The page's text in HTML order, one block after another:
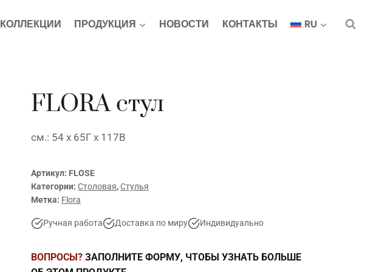
КОЛЛЕКЦИИ ПРОДУКЦИЯ НОВОСТИ КОНТАКТЫ RU
FLORA стул
см.: 54 x 65Г x 117В
Артикул: FLOSE
Категории: Столовая,Стулья
Метка: Flora
Ручная работа Доставка по миру Индивидуально
ВОПРОСЫ? ЗАПОЛНИТЕ ФОРМУ, ЧТОБЫ УЗНАТЬ БОЛЬШЕ